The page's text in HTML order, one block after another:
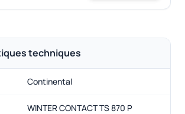
techniques
Continental
WINTER CONTACT TS 870 P